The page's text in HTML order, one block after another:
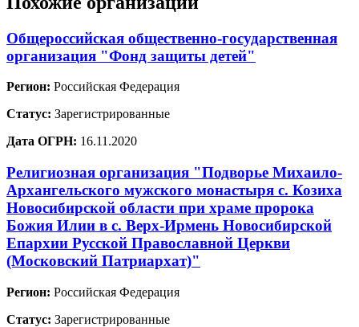
Общероссийская общественно-государственная
организация "Фонд защиты детей"
Регион: Российская Федерация
Статус: Зарегистрированные
Дата ОГРН: 16.11.2020
Религиозная организация "Подворье Михаило-
Архангельского мужского монастыря с. Козиха
Новосибирской области при храме пророка
Божия Илии в с. Верх-Ирмень Новосибирской
Епархии Русской Православной Церкви
(Московский Патриархат)"
Регион: Российская Федерация
Статус: Зарегистрированные